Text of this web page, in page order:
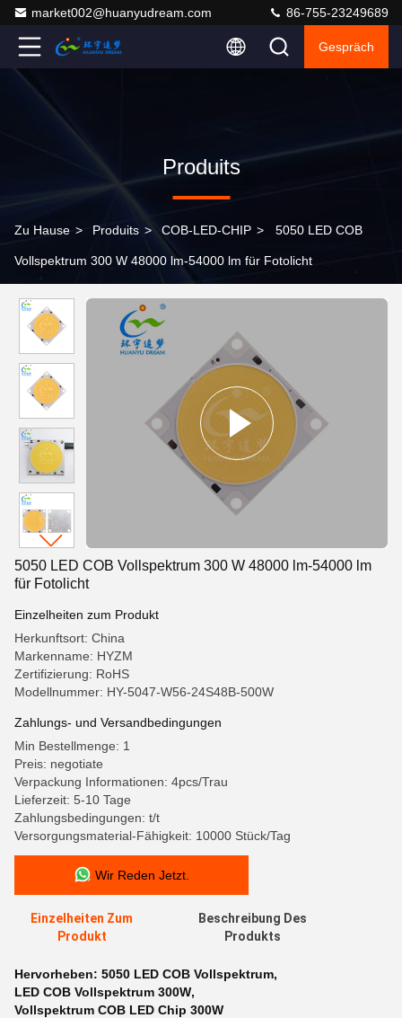
market002@huanyudream.com 86-755-23249689
Gespräch
Produits
Zu Hause > Produits > COB-LED-CHIP > 5050 LED COB
Vollspektrum 300 W 48000 lm-54000 lm für Fotolicht
5050 LED COB Vollspektrum 300 W 48000 lm-54000 lm
für Fotolicht
Einzelheiten zum Produkt
Herkunftsort: China
Markenname: HYZM
Zertifizierung: RoHS
Modellnummer: HY-5047-W56-24S48B-500W
Zahlungs- und Versandbedingungen
Min Bestellmenge: 1
Preis: negotiate
Verpackung Informationen: 4pcs/Trau
Lieferzeit: 5-10 Tage
Zahlungsbedingungen: t/t
Versorgungsmaterial-Fähigkeit: 10000 Stück/Tag
Wir Reden Jetzt.
Einzelheiten Zum
Produkt
Beschreibung Des
Produkts
Hervorheben: 5050 LED COB Vollspektrum,
LED COB Vollspektrum 300W,
Vollspektrum COB LED Chip 300W